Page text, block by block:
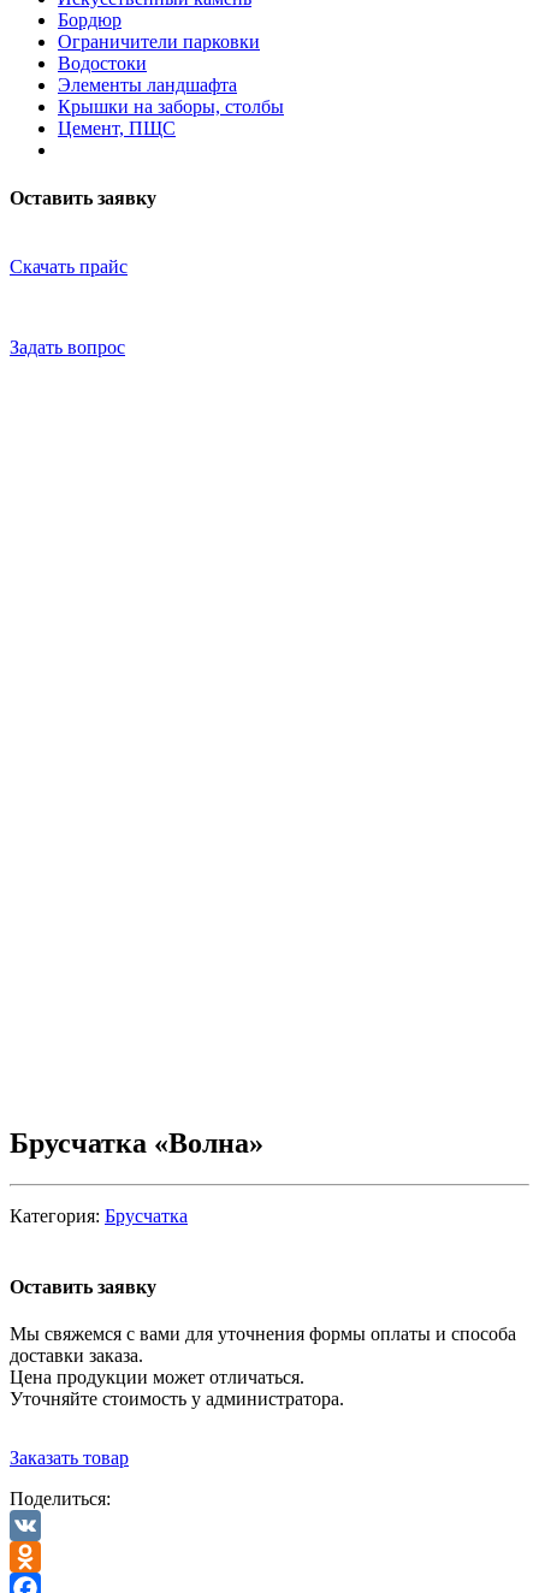
Бордюр
Ограничители парковки
Водостоки
Элементы ландшафта
Крышки на заборы, столбы
Цемент, ПЩС
Оставить заявку
Скачать прайс
Задать вопрос
Брусчатка «Волна»
Категория: Брусчатка
Оставить заявку
Мы свяжемся с вами для уточнения формы оплаты и способа
доставки заказа.
Цена продукции может отличаться.
Уточняйте стоимость у администратора.
Заказать товар
Поделиться:
VK
Odnoklassniki